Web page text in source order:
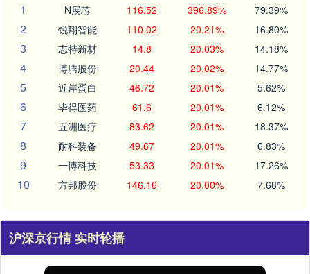
1
N展芯 116.52 396.89% 79.39%
2 锐翔智能 110.02 20.21% 16.80%
3 志特新材 14.8 20.03% 14.18%
4 博腾股份 20.44 20.02% 14.77%
5 近岸蛋白 46.72 20.01% 5.62%
6 毕得医药 61.6 20.01% 6.12%
7 五洲医疗 83.62 20.01% 18.37%
8 耐科装备 49.67 20.01% 6.83%
9 一博科技 53.33 20.01% 17.26%
10 方邦股份 146.16 20.00% 7.68%
沪深京行情 实时轮播